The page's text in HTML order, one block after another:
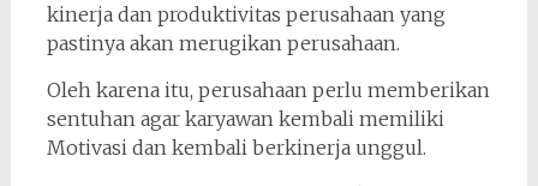
kinerja dan produktivitas perusahaan yang
pastinya akan merugikan perusahaan.
Oleh karena itu, perusahaan perlu memberikan
sentuhan agar karyawan kembali memiliki
Motivasi dan kembali berkinerja unggul.